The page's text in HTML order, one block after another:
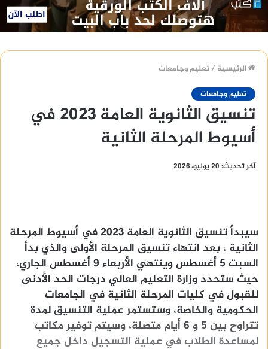
الرئيسية /تعليم وجامعات
تعليم وجامعات
تنسيق الثانوية العامة 2023 في
أسيوط المرحلة الثانية
آخر تحديث: 20 يونيو، 2026
سيبدأ تنسيق الثانوية العامة 2023 في أسيوط المرحلة
الثانية ، بعد انتهاء تنسيق المرحلة الأولى والذي بدأ
السبت 5 أغسطس وينتهي الأربعاء 9 أغسطس الجاري،
حيث ستحدد وزارة التعليم العالي درجات الحد الأدنى
للقبول في كليات المرحلة الثانية في الجامعات
الحكومية والخاصة، وستستمر عملية التنسيق لمدة
تتراوح بين 5 و 6 أيام متصلة، وسيتم توفير مكاتب
لمساعدة الطلاب في عملية التسجيل داخل جميع